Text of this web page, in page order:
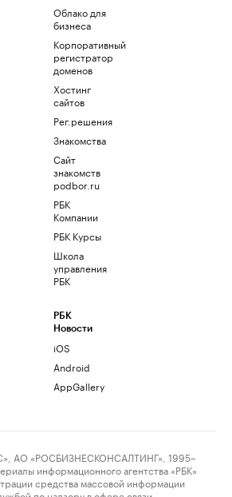
Облако для
бизнеса
Корпоративный
регистратор
доменов
Хостинг
сайтов
Рег.решения
Знакомства
Сайт
знакомств
podbor.ru
РБК
Компании
РБК Курсы
Школа
управления
РБК
РБК
Новости
iOS
Android
AppGallery
АО «РОСБИЗНЕСКОНСАЛТИНГ», 1995–
информационного агентства «РБК»
средства массовой информации